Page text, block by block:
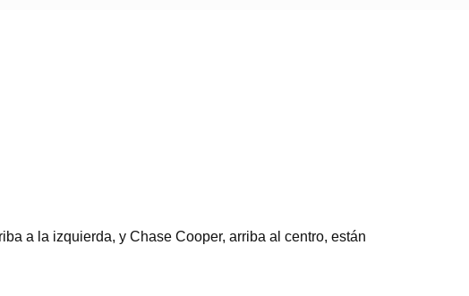
a la izquierda, y Chase Cooper, arriba al centro, están